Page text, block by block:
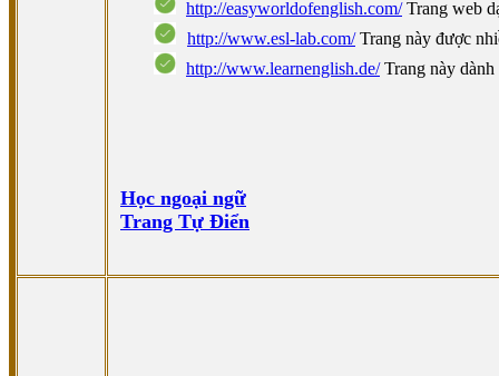
http://easyworldofenglish.com/Trang web
http://www.esl-lab.com/Trang này được
http://www.learnenglish.de/Trang này dành
Học ngoại ngữ
Trang Tự Điển